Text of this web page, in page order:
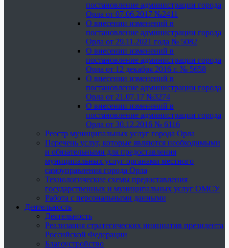
постановление администрации города
Орла от 07.06.2017 №2411
О внесении изменений в
постановление администрации города
Орла от 29.11.2021 года № 5082
О внесении изменений в
постановление администрации города
Орла от 12 декабря 2016 г. № 5658
О внесении изменений в
постановление администрации города
Орла от 21.07.17 №3274
О внесении изменений в
постановление администрации города
Орла от 30.12.2016 № 6116
Реестр муниципальных услуг города Орла
Перечень услуг, которые являются необходимыми
и обязательными для предоставления
муниципальных услуг органами местного
самоуправления города Орла
Технологические схемы предоставления
государственных и муниципальных услуг ОМСУ
Работа с персональными данными
Деятельность
Деятельность
Реализация стратегических инициатив президента
Российской Федерации
Благоустройство